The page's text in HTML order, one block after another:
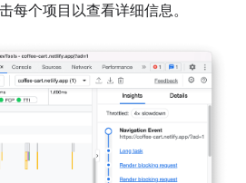
每个项目以查看详细信息。